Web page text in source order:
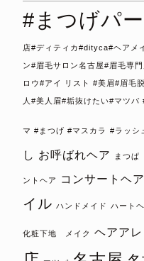
#まつげパ
店#ディティカ#dityca#ヘアメ
ン#眉毛サロン名古屋#眉毛専
ロウ#アイ リスト #美眉#眉毛
人#美人眉#垢抜けたい#マツ
マ #まつげ #マスカラ #ラッシ
し お呼ばれヘア まつぱ
ントヘア コンサートヘア
イル ハンドメイド ハート
化粧下地 メイク ヘアア